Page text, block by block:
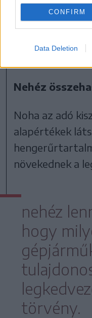
CONFIRM
Data Deletion
gépjárműadó
oktatási és
méhészetek és
Nehéz
Noha az adó
alapértékek
növekednek a
nehéz
hogy
törvény.